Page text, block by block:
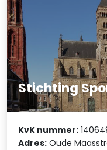
Stichting
KvK nummer:
Adres: Oude